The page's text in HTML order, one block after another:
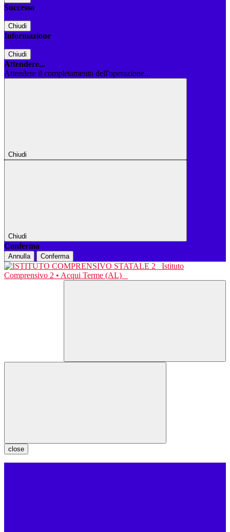
Successo
Chiudi
Informazione
Chiudi
Attendere...
Attendere il completamento dell'operazione...
Chiudi
Chiudi
Conferma
Annulla Conferma
Istituto
Comprensivo 2 • Acqui Terme (AL)
close